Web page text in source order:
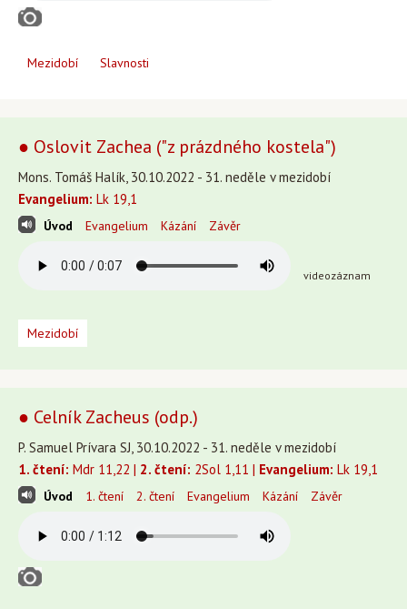
Mezidobí Slavnosti
● Oslovit Zachea ("z prázdného kostela")
Mons. Tomáš Halík, 30.10.2022 - 31. neděle v mezidobí
Evangelium: Lk 19,1
Úvod Evangelium Kázání Závěr
videozáznam
Mezidobí
● Celník Zacheus (odp.)
P. Samuel Prívara SJ, 30.10.2022 - 31. neděle v mezidobí
1. čtení: Mdr 11,22 | 2. čtení: 2Sol 1,11 | Evangelium: Lk 19,1
Úvod 1. čtení 2. čtení Evangelium Kázání Závěr